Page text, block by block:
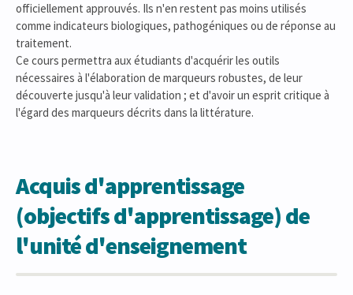
officiellement approuvés. Ils n'en restent pas moins utilisés
comme indicateurs biologiques, pathogéniques ou de réponse au
traitement.
Ce cours permettra aux étudiants d'acquérir les outils
nécessaires à l'élaboration de marqueurs robustes, de leur
découverte jusqu'à leur validation ; et d'avoir un esprit critique à
l'égard des marqueurs décrits dans la littérature.
Acquis d'apprentissage
(objectifs d'apprentissage) de
l'unité d'enseignement